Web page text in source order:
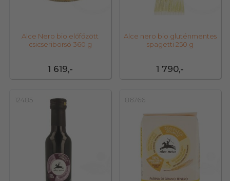
1 619,-
Alce Nero bio előfőzött
csicseriborsó 360 g
1 790,-
Alce nero bio gluténmentes
spagetti 250 g
12485 86766